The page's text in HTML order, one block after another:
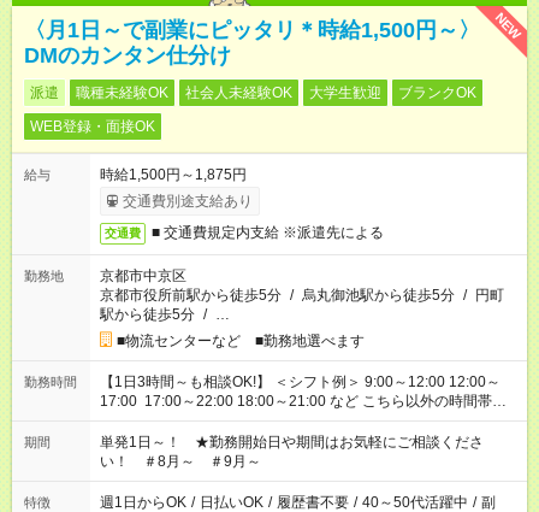
NEW
〈月1日～で副業にピッタリ＊時給1,500円～〉
DMのカンタン仕分け
派遣 職種未経験OK 社会人未経験OK 大学生歓迎
ブランクOK
WEB登録・面接OK
給与
時給1,500円～1,875円
交通費別途支給あり
交通費 ■ 交通費規定内支給 ※派遣先による
勤務地
京都市中京区
京都市役所前駅から徒歩5分 / 烏丸御池駅から徒歩5分 / 円町
駅から徒歩5分 / …
■物流センターなど ■勤務地選べます
勤務時間
【1日3時間～も相談OK!】 ＜シフト例＞ 9:00～12:00 12:00～
17:00 17:00～22:00 18:00～21:00 など こちら以外の時間帯も
お気軽にご相談ください！
期間
単発1日～！ ★勤務開始日や期間はお気軽にご相談くださ
い！ ＃8月～ ＃9月～
特徴 週1日からOK / 日払いOK / 履歴書不要 / 40～50代活躍中 / 副